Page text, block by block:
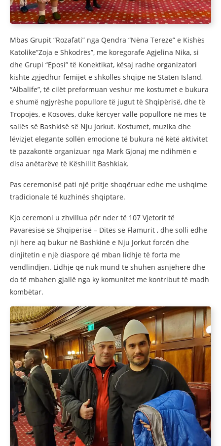
Mbas Grupit “Rozafati” nga Qendra “Nëna Tereze” e Kishës
Katolike”Zoja e Shkodrës”, me koregorafe Agjelina Nika, si
dhe Grupi “Eposi” të Konektikat, kësaj radhe organizatori
kishte zgjedhur femijët e shkollës shqipe në Staten Island,
“Albalife”, të cilët preformuan veshur me kostumet e bukura
e shumë ngjyrëshe popullore të jugut të Shqipërisë, dhe të
Tropojës, e Kosovës, duke kërcyer valle popullore në mes të
sallës së Bashkisë së Nju Jorkut. Kostumet, muzika dhe
lëvizjet elegante sollën emocione të bukura në këtë aktivitet
të pazakontë organizuar nga Mark Gjonaj me ndihmën e
disa anëtarëve të Këshillit Bashkiak.
Pas ceremonisë pati një pritje shoqëruar edhe me ushqime
tradicionale të kuzhinës shqiptare.
Kjo ceremoni u zhvillua për nder të 107 Vjetorit të
Pavarësisë së Shqipërisë – Ditës së Flamurit , dhe solli edhe
nji here aq bukur në Bashkinë e Nju Jorkut forcën dhe
dinjitetin e një diaspore që mban lidhje të forta me
vendlindjen. Lidhje që nuk mund të shuhen asnjëherë dhe
do të mbahen gjallë nga ky komunitet me kontribut të madh
kombëtar.